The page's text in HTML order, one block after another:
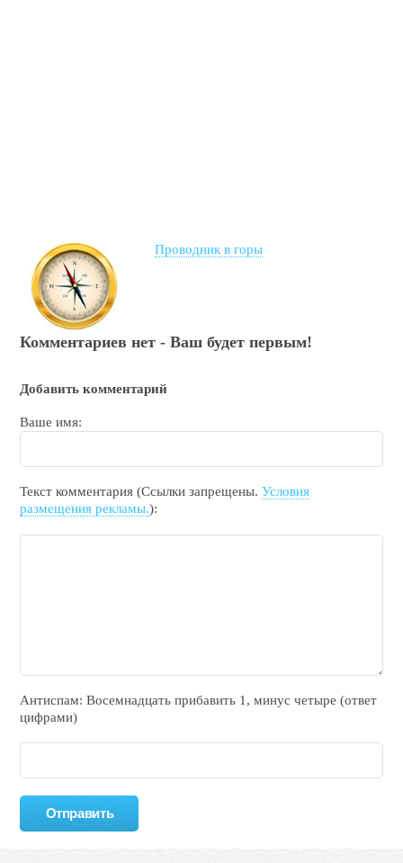
Проводник в горы
Комментариев нет - Ваш будет первым!
Добавить комментарий
Ваше имя:
Текст комментария (Ссылки запрещены.Условия
размещения рекламы.):
Антиспам: Воceмнадцать прибaвить 1, минyc чeтырe (ответ
цифрами)